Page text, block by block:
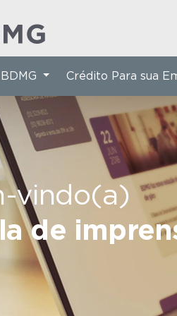
vindo(a)
de
Crédito Para sua